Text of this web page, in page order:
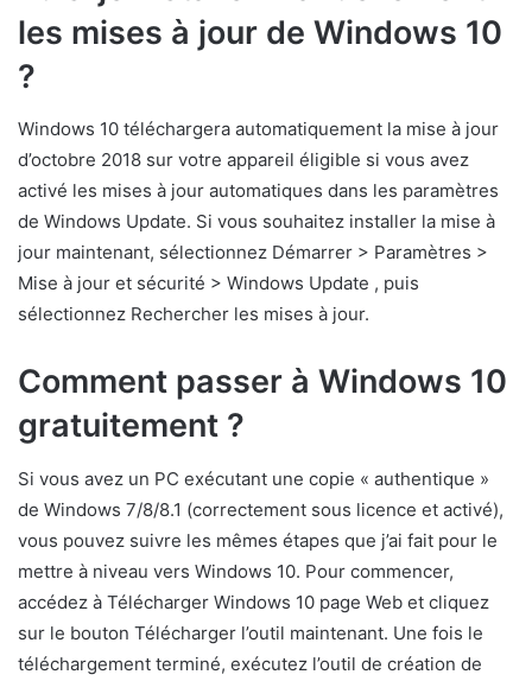
les mises à jour de Windows 10
?
Windows 10 téléchargera automatiquement la mise à jour
d’octobre 2018 sur votre appareil éligible si vous avez
activé les mises à jour automatiques dans les paramètres
de Windows Update. Si vous souhaitez installer la mise à
jour maintenant, sélectionnez Démarrer > Paramètres >
Mise à jour et sécurité > Windows Update , puis
sélectionnez Rechercher les mises à jour.
Comment passer à Windows 10
gratuitement ?
Si vous avez un PC exécutant une copie « authentique »
de Windows 7/8/8.1 (correctement sous licence et activé),
vous pouvez suivre les mêmes étapes que j’ai fait pour le
mettre à niveau vers Windows 10. Pour commencer,
accédez à Télécharger Windows 10 page Web et cliquez
sur le bouton Télécharger l’outil maintenant. Une fois le
téléchargement terminé, exécutez l’outil de création de